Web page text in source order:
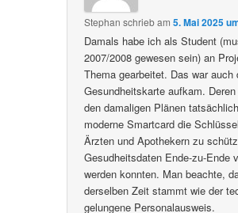
Stephan schriebam5. Mai 2025
Damals habe ich als Student
2007/2008 gewesen sein) an
Thema gearbeitet. Das war
Gesundheitskarte aufkam.
den damaligen Plänen
moderne Smartcard die
Ärzten und Apothekern zu
Gesudheitsdaten Ende-zu-Ende
werden konnten. Man beachte,
derselben Zeit stammt wie der
gelungene Personalausweis.